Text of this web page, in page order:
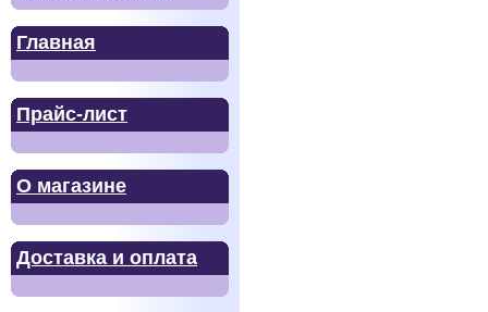
Главная
Прайс-лист
О магазине
Доставка и оплата